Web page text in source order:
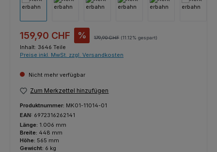
Verkaufspreis:
159,90 CHF % Regulärer Preis:
179,90 CHF (11.12% gespart)
Inhalt: 3646 Teile
Preise inkl. MwSt. zzgl. Versandkosten
Nicht mehr verfügbar
Zum Merkzettel hinzufügen
Produktnummer: MK01-11014-01
EAN: 6972316262141
Länge: 1.006 mm
Breite: 448 mm
Höhe: 565 mm
Gewicht: 6 kg